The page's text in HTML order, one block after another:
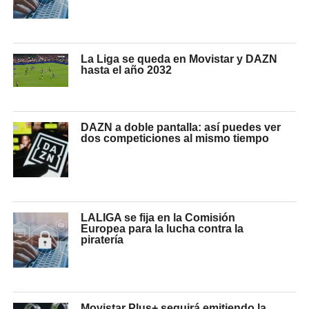
La Liga se queda en Movistar y DAZN
hasta el año 2032
DAZN a doble pantalla: así puedes ver
dos competiciones al mismo tiempo
LALIGA se fija en la Comisión
Europea para la lucha contra la
piratería